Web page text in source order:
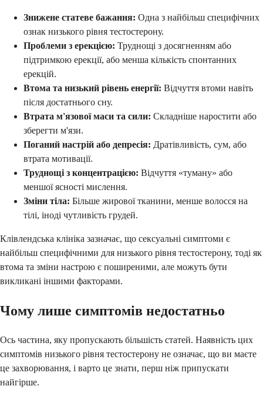
Знижене статеве бажання: Одна з найбільш специфічних
ознак низького рівня тестостерону.
Проблеми з ерекцією: Труднощі з досягненням або
підтримкою ерекції, або менша кількість спонтанних
ерекцій.
Втома та низький рівень енергії: Відчуття втоми навіть
після достатнього сну.
Втрата м'язової маси та сили: Складніше наростити або
зберегти м'язи.
Поганий настрій або депресія: Дратівливість, сум, або
втрата мотивації.
Труднощі з концентрацією: Відчуття «туману» або
меншої ясності мислення.
Зміни тіла: Більше жирової тканини, менше волосся на
тілі, іноді чутливість грудей.
Клівлендська клініка зазначає, що сексуальні симптоми є
найбільш специфічними для низького рівня тестостерону, тоді як
втома та зміни настрою є поширеними, але можуть бути
викликані іншими факторами.
Чому лише симптомів недостатньо
Ось частина, яку пропускають більшість статей. Наявність цих
симптомів низького рівня тестостерону не означає, що ви маєте
це захворювання, і варто це знати, перш ніж припускати
найгірше.